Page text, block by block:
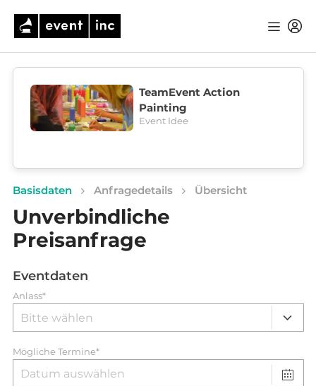
TeamEvent Action
Painting
Event Idee
Basisdaten Anfragedetails Übersicht
Unverbindliche
Preisanfrage
Eventdaten
Anlass*
Mögliche Termine*